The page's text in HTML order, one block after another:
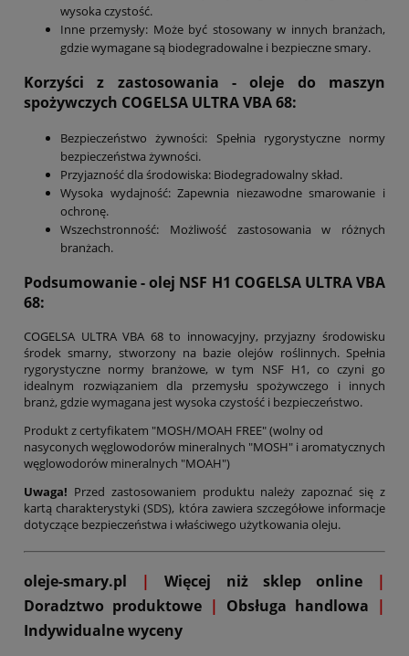
wysoka czystość.
Inne przemysły: Może być stosowany w innych branżach,
gdzie wymagane są biodegradowalne i bezpieczne smary.
Korzyści z zastosowania - oleje do maszyn
spożywczych COGELSA ULTRA VBA 68:
Bezpieczeństwo żywności: Spełnia rygorystyczne normy
bezpieczeństwa żywności.
Przyjazność dla środowiska: Biodegradowalny skład.
Wysoka wydajność: Zapewnia niezawodne smarowanie i
ochronę.
Wszechstronność: Możliwość zastosowania w różnych
branżach.
Podsumowanie - olej NSF H1 COGELSA ULTRA VBA
68:
COGELSA ULTRA VBA 68 to innowacyjny, przyjazny środowisku
środek smarny, stworzony na bazie olejów roślinnych. Spełnia
rygorystyczne normy branżowe, w tym NSF H1, co czyni go
idealnym rozwiązaniem dla przemysłu spożywczego i innych
branż, gdzie wymagana jest wysoka czystość i bezpieczeństwo.
Produkt z certyfikatem "MOSH/MOAH FREE" (wolny od
nasyconych węglowodorów mineralnych "MOSH" i aromatycznych
węglowodorów mineralnych "MOAH")
Uwaga! Przed zastosowaniem produktu należy zapoznać się z
kartą charakterystyki (SDS), która zawiera szczegółowe informacje
dotyczące bezpieczeństwa i właściwego użytkowania oleju.
oleje-smary.pl | Więcej niż sklep online
|
Doradztwo produktowe | Obsługa handlowa |
Indywidualne wyceny